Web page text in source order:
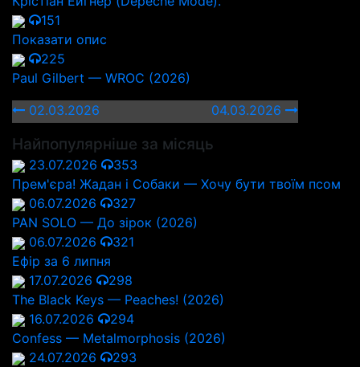
151
Показати опис
225
Paul Gilbert — WROC (2026)
02.03.2026
04.03.2026
Найпопулярніше за місяць
23.07.2026
353
Прем'єра! Жадан і Собаки — Хочу бути твоїм псом
06.07.2026
327
PAN SOLO — До зірок (2026)
06.07.2026
321
Ефір за 6 липня
17.07.2026
298
The Black Keys — Peaches! (2026)
16.07.2026
294
Confess — Metalmorphosis (2026)
24.07.2026
293